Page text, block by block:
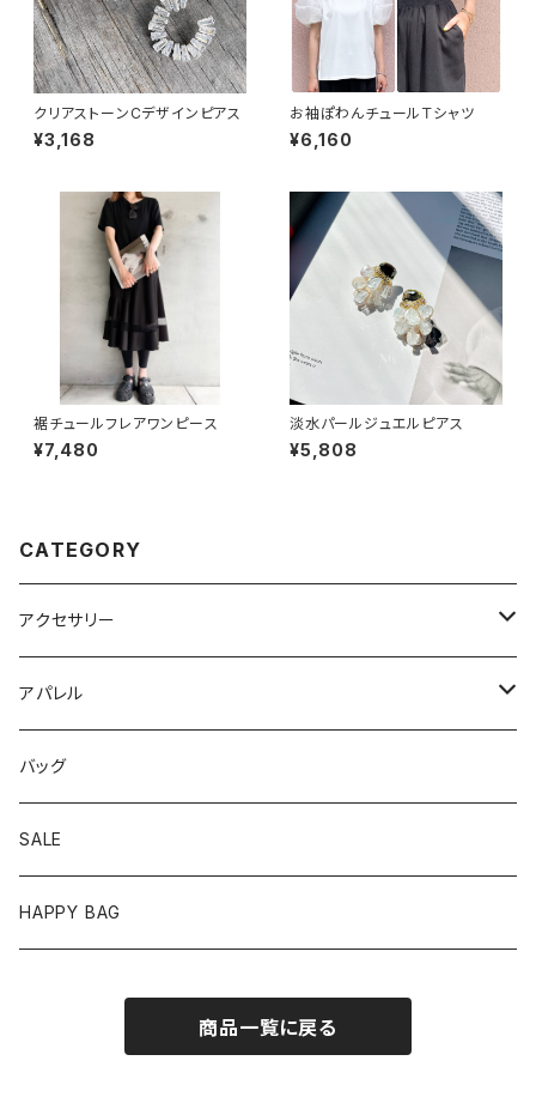
クリアストーンCデザインピアス
¥3,168
お袖ぽわんチュールＴシャツ
¥6,160
裾チュールフレアワンピース
¥7,480
淡水パールジュエルピアス
¥5,808
CATEGORY
アクセサリー
ピアス
イヤリング
リング
バングル/ブレスレット
ヘアアクセサリー
アパレル
トップス
ワンピース
ボトムス
バッグ
SALE
HAPPY BAG
商品一覧に戻る